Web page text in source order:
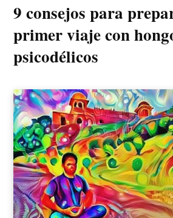
9 consejos para
primer viaje con
psicodélicos